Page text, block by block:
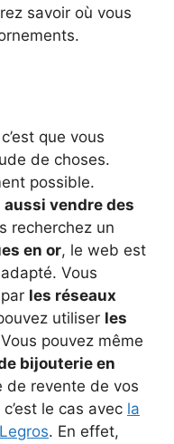
savoir où vous
que vous
de choses.
possible.
aussi vendre des
recherchez un
en or, le web est
Vous
les réseaux
utiliser les
Vous pouvez même
bijouterie en
de revente de vos
le cas avec la
. En effet,